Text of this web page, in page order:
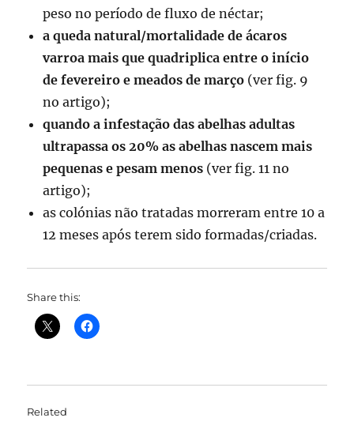
peso no período de fluxo de néctar;
a queda natural/mortalidade de ácaros
varroa mais que quadriplica entre o início
de fevereiro e meados de março (ver fig. 9
no artigo);
quando a infestação das abelhas adultas
ultrapassa os 20% as abelhas nascem mais
pequenas e pesam menos (ver fig. 11 no
artigo);
as colónias não tratadas morreram entre 10 a
12 meses após terem sido formadas/criadas.
Share this:
Related